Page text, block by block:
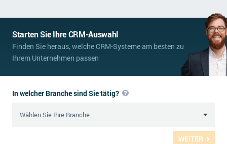
Starten Sie Ihre CRM-Auswahl
Finden Sie heraus, welche CRM-Systeme am besten zu
Ihrem Unternehmen passen
WEITER
In welcher Branche sind Sie tätig?